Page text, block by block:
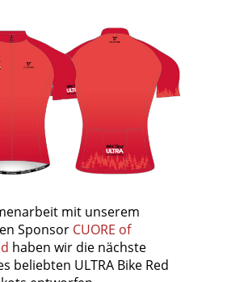
mit unserem
Sponsor CUORE of
haben wir die nächste
beliebten ULTRA Bike Red